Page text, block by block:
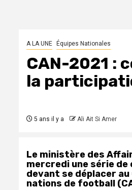
A LA UNE Équipes Nationales
CAN-2021 :
la
5 ans il y a Ali Ait Si Amer
Le ministère des
mercredi une série
devant se déplacer
nations de football